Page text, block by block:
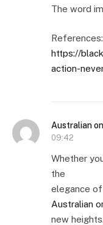
The word
References:
https://
action-
Australian
09:42
Whether
the
elegance
Australian
new